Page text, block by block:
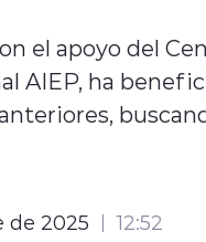
el apoyo del
AIEP, ha
de 2025 12:52